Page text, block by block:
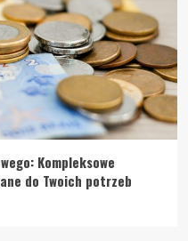
Kompleksowe
do Twoich potrzeb